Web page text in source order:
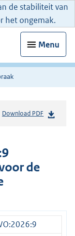
de stabiliteit van
het ongemak.
Menu
Download PDF
de